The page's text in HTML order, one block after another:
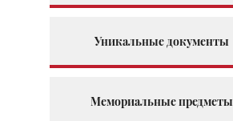
Уникальные документы
Мемориальные предметы